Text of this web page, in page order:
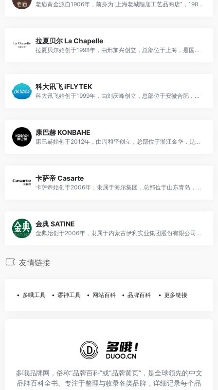
老庙黄金源自1906年，前身为“上海老城隍庙工艺品商店”，1989年正式注册成立公司，总部位于上海，是国民知名黄金珠宝品牌，主营黄金饰品、铂金、钻石、玉器、钟表等珠宝首饰产品。
拉夏贝尔 La Chapelle
拉夏贝尔始创于1998年，由邢加兴创立，总部位于上海，是国民知名女装品牌，主营女装、配饰、童装等时尚服饰产品。
科大讯飞 iFLYTEK
科大讯飞始创于1999年，由刘庆峰创立，总部位于安徽合肥，是国民知名人工智能品牌，主营智能语音、大模型、智慧教育、智慧医疗等人工智能相关产品及解决方案。
康巴赫 KONBAHE
康巴赫始创于2012年，由周和平创立，总部位于浙江金华，是国民知名厨具品牌，主营不粘锅、炒锅、汤锅、刀具等健康厨具产品。
卡萨帝 Casarte
卡萨帝始创于2006年，隶属于海尔集团，总部位于山东青岛，是国际高端家电品牌，主营冰箱、洗衣机、空调、厨电等高端智能家电产品。
金典 SATINE
金典始创于2006年，隶属于内蒙古伊利实业集团股份有限公司，总部位于内蒙古呼和浩特，是国民知名有机奶品牌，主营有机纯牛奶、有机酸奶等乳制品。
友情链接
多哦工具 谬神工具 网站百科 品牌百科 更多链接
多哦品牌网，俗称“品牌百科”或“品牌黄页”，是全球领先的中文
品牌百科全书。专注于整理与收录各类品牌，详细记录每个品